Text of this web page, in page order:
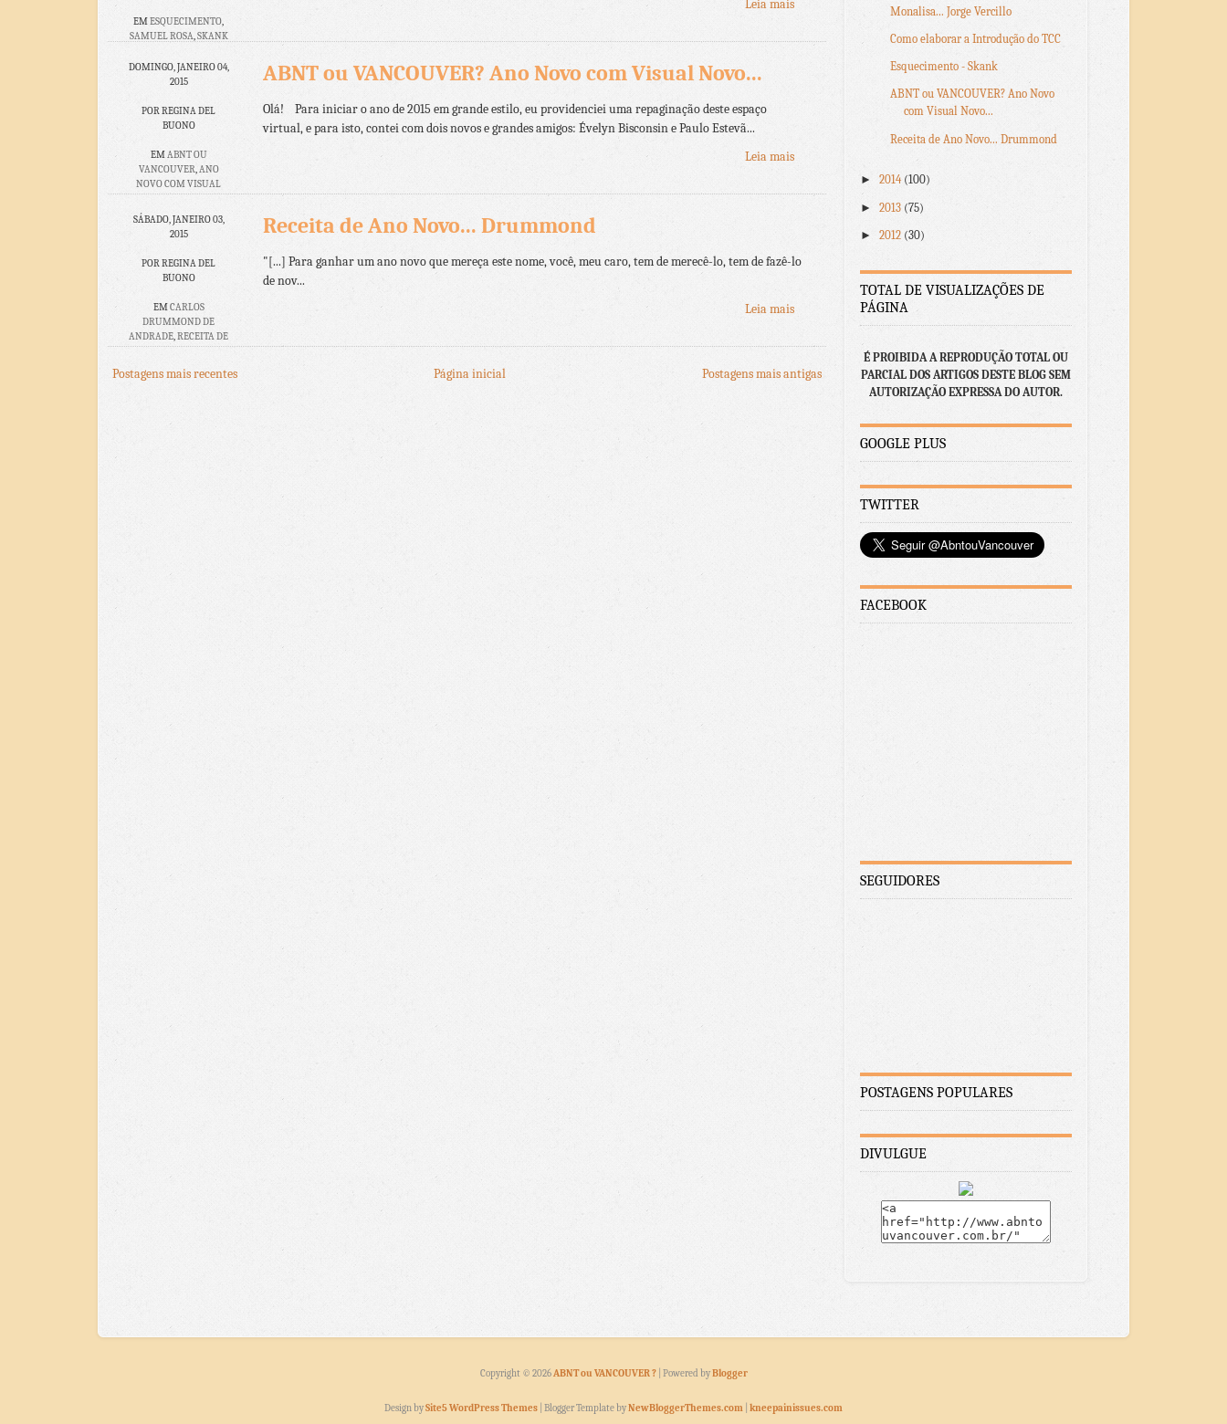
EMESQUECIMENTO,
SAMUEL ROSA,SKANK
NENHUM
COMENTÁRIO
Leia mais
DOMINGO, JANEIRO 04,
2015
POR REGINA DEL
BUONO
EMABNT OU
VANCOUVER,ANO
NOVO COM VISUAL
NOVO
2 COMENTÁRIOS
ABNT ou VANCOUVER? Ano Novo com Visual Novo...
Olá! Para iniciar o ano de 2015 em grande estilo, eu providenciei uma repaginação deste espaço
virtual, e para isto, contei com dois novos e grandes amigos: Évelyn Bisconsin e Paulo Estevã...
Leia mais
SÁBADO, JANEIRO 03,
2015
POR REGINA DEL
BUONO
EMCARLOS
DRUMMOND DE
ANDRADE,RECEITA DE
ANO NOVO
NENHUM
Receita de Ano Novo... Drummond
"[...] Para ganhar um ano novo que mereça este nome, você, meu caro, tem de merecê-lo, tem de fazê-lo
de nov...
Leia mais
Postagens mais recentes Postagens mais antigas
Página inicial
Monalisa... Jorge Vercillo
Como elaborar a Introdução do TCC
Esquecimento - Skank
ABNT ou VANCOUVER? Ano Novo
com Visual Novo...
Receita de Ano Novo... Drummond
►2014 (100)
►2013 (75)
►2012 (30)
TOTAL DE VISUALIZAÇÕES DE
PÁGINA
É PROIBIDA A REPRODUÇÃO TOTAL OU
PARCIAL DOS ARTIGOS DESTE BLOG SEM
AUTORIZAÇÃO EXPRESSA DO AUTOR.
GOOGLE PLUS
TWITTER
FACEBOOK
SEGUIDORES
POSTAGENS POPULARES
DIVULGUE
Copyright © 2026ABNT ou VANCOUVER ? | Powered byBlogger
Design bySite5 WordPress Themes | Blogger Template byNewBloggerThemes.com kneepainissues.com